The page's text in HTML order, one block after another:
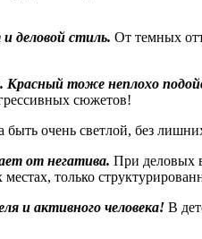
деловой стиль. От темных
тоже неплохо
сюжетов!
быть очень светлой, без
от негатива. При деловых
только
и активного человека! В